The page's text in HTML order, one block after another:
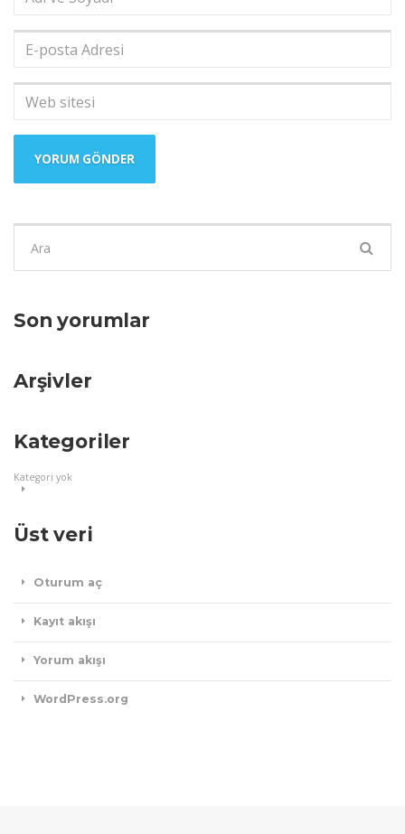
Soyadı*
posta
Adresi*
Web
ara:
Son yorumlar
Arşivler
Kategoriler
Kategori yok
Üst veri
Oturum aç
Kayıt akışı
Yorum akışı
WordPress.org